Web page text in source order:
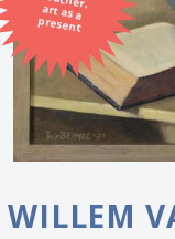
present
WILLEM